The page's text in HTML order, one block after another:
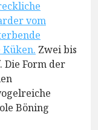
vom
Zwei bis
Die Form der
Böning